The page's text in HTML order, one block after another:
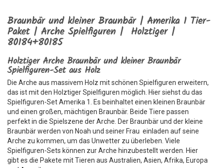
Braunbär und kleiner Braunbär | Amerika 1 Tier-
Paket | Arche Spielfiguren | Holztiger |
80184+80185
Holztiger Arche Braunbär und kleiner Braunbär
Spielfiguren-Set aus Holz
Die Arche aus massivem Holz mit schönen Spielfiguren erweitern,
das ist mit den Holztiger Spielfiguren möglich. Hier siehst du das
Spielfiguren-Set Amerika 1. Es beinhaltet einen kleinen Braunbär
und einen großen, mächtigen Braunbär. Beide Tiere passen
perfekt in die Spielszene der Arche. Der Braunbär und der kleine
Braunbär werden von Noah und seiner Frau einladen auf seine
Arche zu kommen, um das Unwetter zu überleben. Viele
Spielfiguren-Sets können zur Arche hinzubestellt werden. Hier
gibt es die Pakete mit Tieren aus Australien, Asien, Afrika, Europa